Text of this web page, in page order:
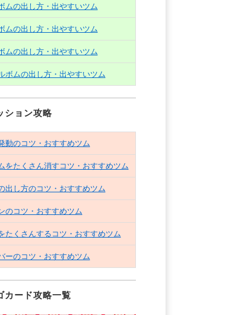
ムの出し方・出やすいツム
ムの出し方・出やすいツム
ムの出し方・出やすいツム
ボムの出し方・出やすいツム
ション攻略
動のコツ・おすすめツム
をたくさん消すコツ・おすすめツム
出し方のコツ・おすすめツム
のコツ・おすすめツム
たくさんするコツ・おすすめツム
ーのコツ・おすすめツム
カード攻略一覧